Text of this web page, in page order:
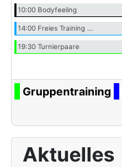
10:00 Bodyfeeling
14:00 Freies Training ...
19:30 Turnierpaare
Gruppentraining
Aktuelles